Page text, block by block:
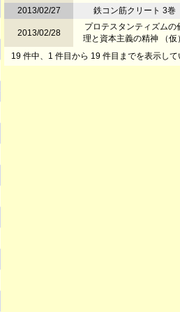
2013/02/27
鉄コン筋クリート 3巻
2013/02/28
プロテスタンティズムの
理と資本主義の精神 （仮
19 件中、1 件目から 19 件目までを表示して